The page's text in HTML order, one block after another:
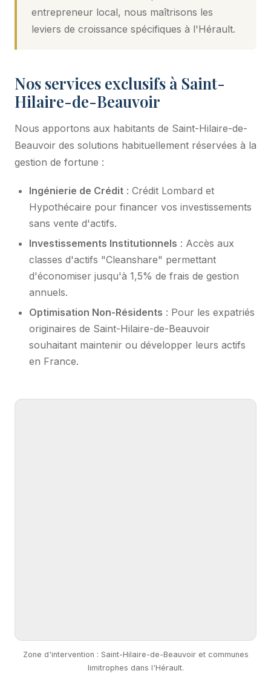
entrepreneur local, nous maîtrisons les
leviers de croissance spécifiques à l'Hérault.
Nos services exclusifs à Saint-
Hilaire-de-Beauvoir
Nous apportons aux habitants de Saint-Hilaire-de-
Beauvoir des solutions habituellement réservées à la
gestion de fortune :
Ingénierie de Crédit : Crédit Lombard et
Hypothécaire pour financer vos investissements
sans vente d'actifs.
Investissements Institutionnels : Accès aux
classes d'actifs "Cleanshare" permettant
d'économiser jusqu'à 1,5% de frais de gestion
annuels.
Optimisation Non-Résidents : Pour les expatriés
originaires de Saint-Hilaire-de-Beauvoir
souhaitant maintenir ou développer leurs actifs
en France.
Zone d'intervention : Saint-Hilaire-de-Beauvoir et communes
limitrophes dans l'Hérault.